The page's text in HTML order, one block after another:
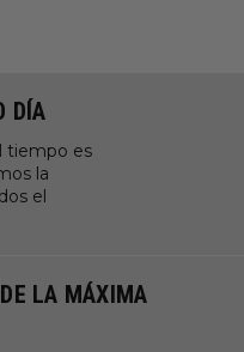
paneles de madera
DÍA
tiempo es
la
el
LA MÁXIMA